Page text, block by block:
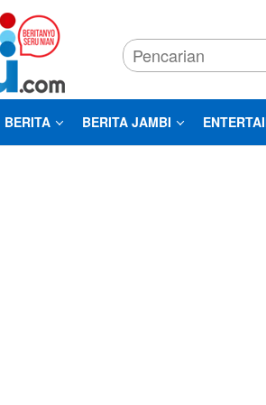
BERITA BERITA JAMBI